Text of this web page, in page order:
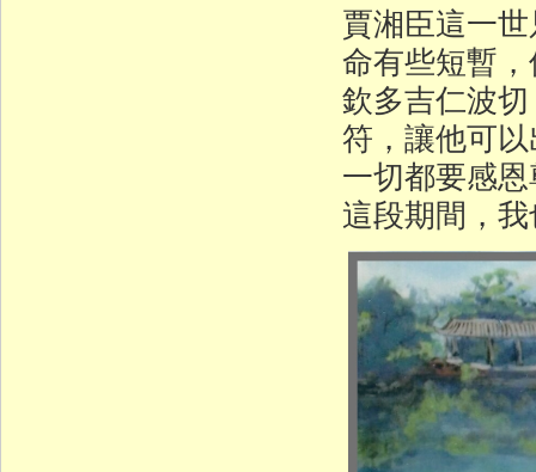
賈湘臣這一
命有些短暫
欽多吉仁波
符，讓他可
一切都要感
這段期間，